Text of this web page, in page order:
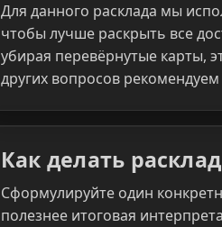
Для данного расклада мы
чтобы лучше раскрыть все
убирая перевёрнутые карты,
других вопросов
Как делать
Сформулируйте один
полезнее итоговая